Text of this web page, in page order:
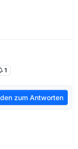
1
zum Antworten